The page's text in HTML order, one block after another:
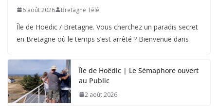
6 août 2026 Bretagne Télé
Île de Hoëdic / Bretagne. Vous cherchez un paradis secret
en Bretagne où le temps s’est arrêté ? Bienvenue dans
Île de Hoëdic | Le Sémaphore ouvert
au Public
2 août 2026